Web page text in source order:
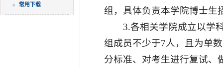
常用下载
组，具体负责本学院博士生
3.各相关学院成立以学
组成员不少于7人，且为单
分标准、对考生进行复试、